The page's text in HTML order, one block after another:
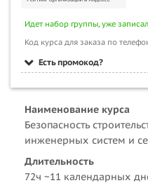
Идет набор группы, уже
Код курса для заказа по
Есть промокод?
Наименование курса
Безопасность
инженерных систем и
Длительность
72ч ~11 календарных